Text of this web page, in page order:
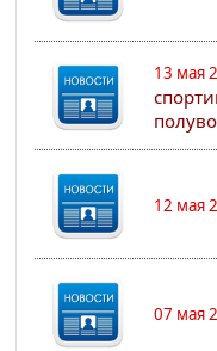
13 мая
12 мая
07 мая